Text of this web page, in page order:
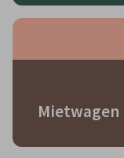
Mietwagen